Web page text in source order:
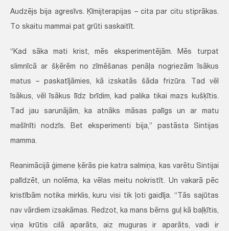
Audzējs bija agresīvs. Ķīmijterapijas – cita par citu stiprākas.
To skaitu mammai pat grūti saskaitīt.
“Kad sāka mati krist, mēs eksperimentējām. Mēs turpat
slimnīcā ar šķērēm no zīmēšanas penāļa nogriezām īsākus
matus – paskatījāmies, kā izskatās šāda frizūra. Tad vēl
īsākus, vēl īsākus līdz brīdim, kad palika tikai mazs kušķītis.
Tad jau sarunājām, ka atnāks māsas palīgs un ar matu
mašīnīti nodzīs. Bet eksperimenti bija,” pastāsta Sintijas
mamma.
Reanimācijā ģimene ķērās pie katra salmiņa, kas varētu Sintijai
palīdzēt, un nolēma, ka vēlas meitu nokristīt. Un vakarā pēc
kristībām notika mirklis, kuru visi tik ļoti gaidīja. “Tās sajūtas
nav vārdiem izsakāmas. Redzot, ka mans bērns guļ kā baļķītis,
viņa krūtis cilā aparāts, aiz muguras ir aparāts, vadi ir